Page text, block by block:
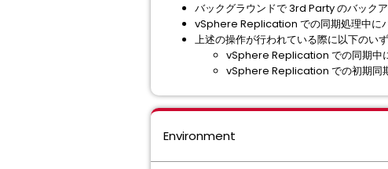
バックグラウンドで 3rd Party のバック
vSphere Replication での同期処理中に
上述の操作が行われている際に以下のい
vSphere Replication での同期中
vSphere Replication での初期同
Environment